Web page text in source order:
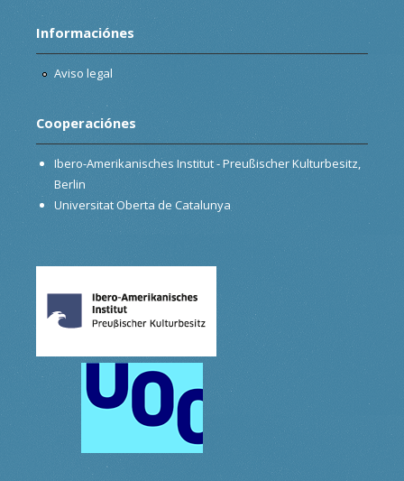
Informaciónes
Aviso legal
Cooperaciónes
Ibero-Amerikanisches Institut - Preußischer Kulturbesitz,
Berlin
Universitat Oberta de Catalunya